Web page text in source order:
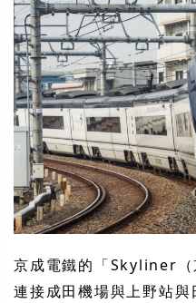
京成電鐵的「Skyliner（
連接成田機場與上野站與